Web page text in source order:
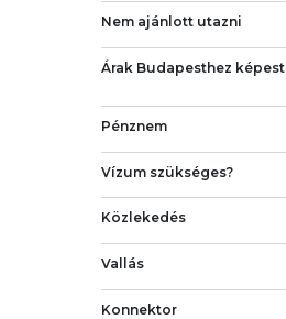
Nem ajánlott utazni
Árak Budapesthez képest
Pénznem
Vízum szükséges?
Közlekedés
Vallás
Konnektor